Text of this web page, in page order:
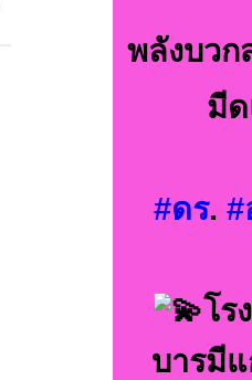
พลังบวก
มี
#ดร. #
โร
บารมี